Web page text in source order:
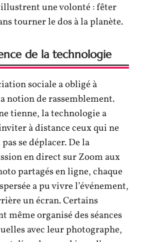
une volonté : fêter
tourner le dos à la planète.
de la technologie
sociale a obligé à
notion de rassemblement.
tienne, la technologie a
à distance ceux qui ne
se déplacer. De la
en direct sur Zoom aux
partagés en ligne, chaque
a pu vivre l’événement,
un écran. Certains
même organisé des séances
avec leur photographe,